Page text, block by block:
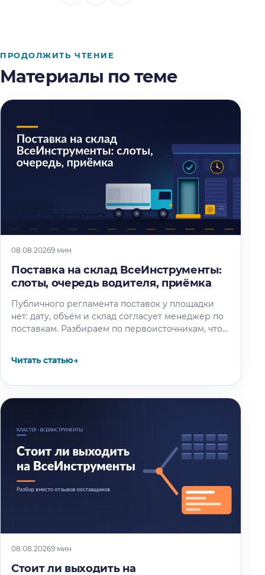
ПРОДОЛЖИТЬ ЧТЕНИЕ
Материалы по теме
08.08.20269 мин
Поставка на склад ВсеИнструменты:
слоты, очередь водителя, приёмка
Публичного регламента поставок у площадки
нет: дату, объём и склад согласует менеджер по
поставкам. Разбираем по первоисточникам, что
Читать статью→
08.08.20269 мин
Стоит ли выходить на